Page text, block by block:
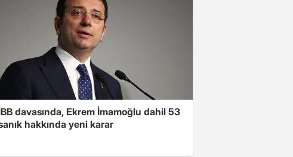
davasında, Ekrem İmamoğlu dahil 53
hakkında yeni karar